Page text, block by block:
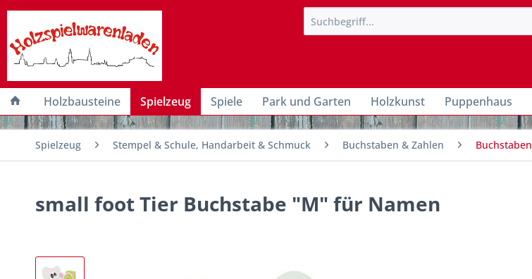
Holzbausteine Spielzeug Spiele Park und Garten Holzkunst Puppenhaus
Spielzeug Stempel & Schule, Handarbeit & Schmuck Buchstaben & Zahlen Buchstaben
small foot Tier Buchstabe "M" für Namen